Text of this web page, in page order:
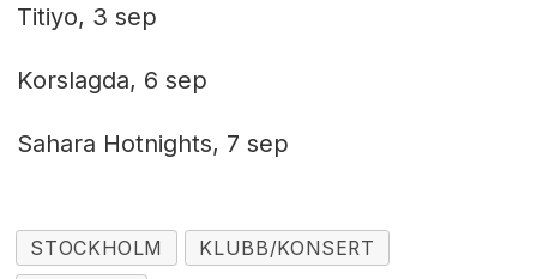
Titiyo, 3 sep
Korslagda, 6 sep
Sahara Hotnights, 7 sep
STOCKHOLM
KLUBB/KONSERT